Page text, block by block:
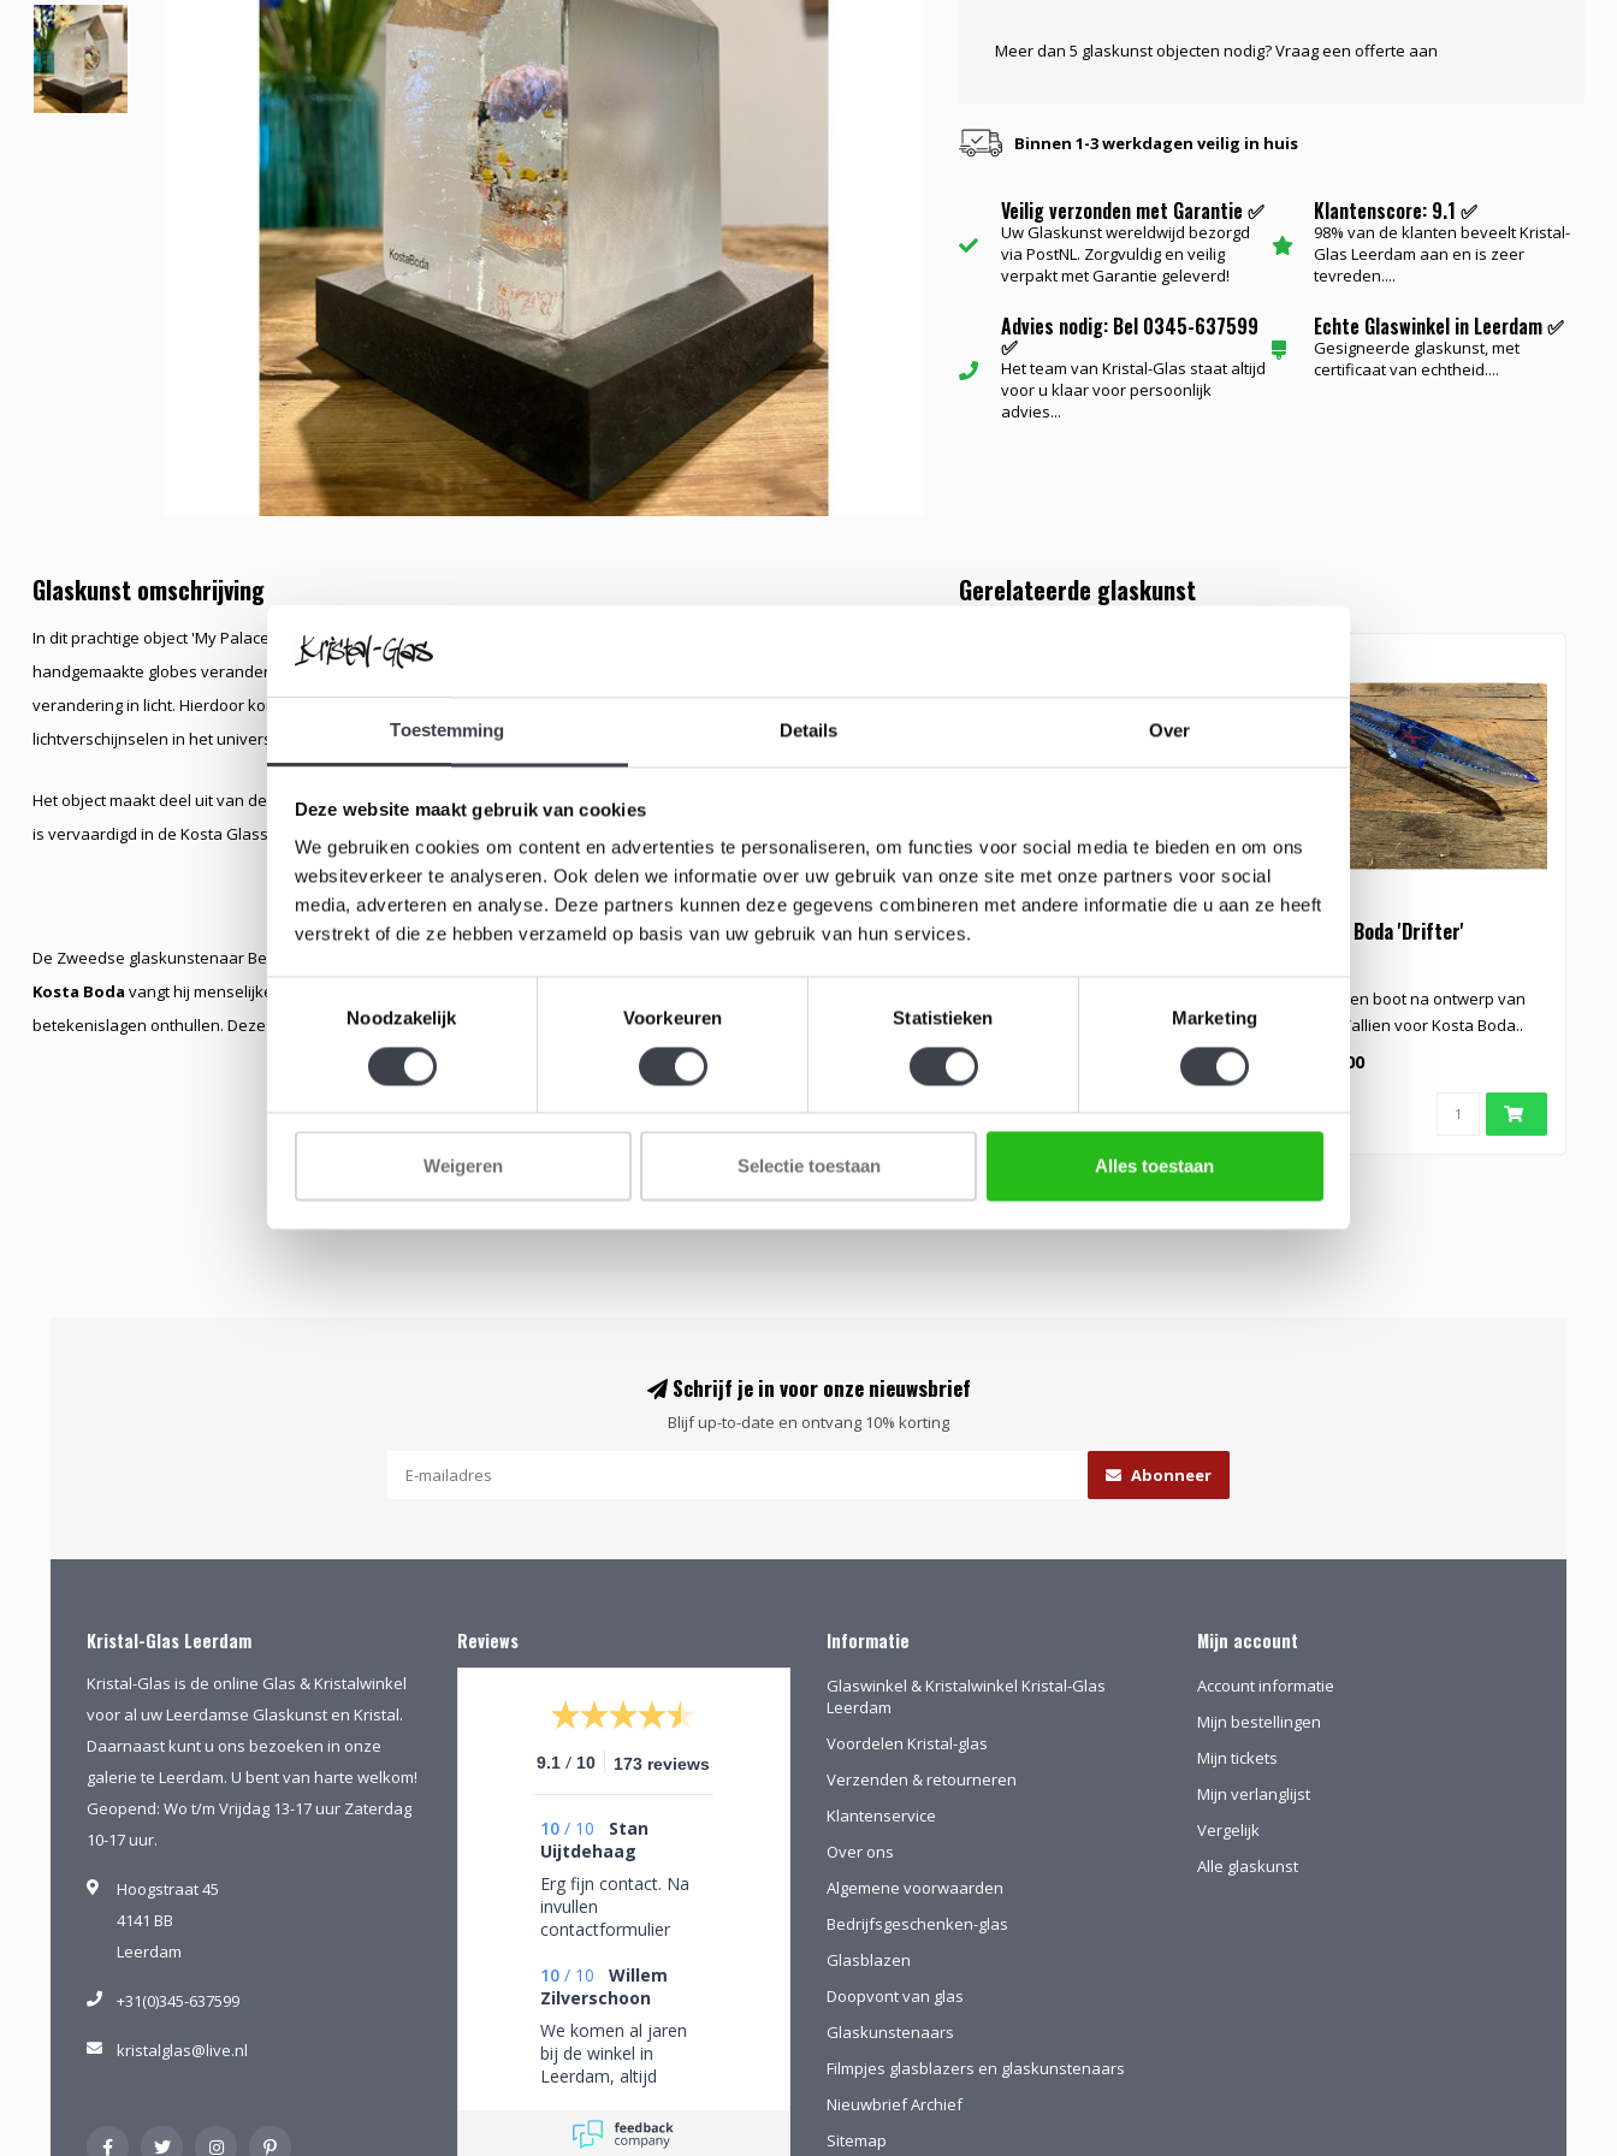
Toestemming Details Over
Deze website maakt gebruik van cookies
We gebruiken cookies om content en advertenties te personaliseren, om functies voor social media te bieden en om ons
websiteverkeer te analyseren. Ook delen we informatie over uw gebruik van onze site met onze partners voor social
media, adverteren en analyse. Deze partners kunnen deze gegevens combineren met andere informatie die u aan ze heeft
verstrekt of die ze hebben verzameld op basis van uw gebruik van hun services.
Toestemmingsselectie
Noodzakelijk
Voorkeuren Statistieken Marketing
Weigeren Selectie toestaan Alles toestaan
Meer dan 5 glaskunst objecten nodig? Vraag een offerte aan
Binnen 1-3 werkdagen veilig in huis
Veilig verzonden met Garantie ✅
Uw Glaskunst wereldwijd bezorgd
via PostNL. Zorgvuldig en veilig
verpakt met Garantie geleverd!
Klantenscore: 9.1 ✅
98% van de klanten beveelt Kristal-
Glas Leerdam aan en is zeer
tevreden....
Advies nodig: Bel 0345-637599
✅
Het team van Kristal-Glas staat altijd
voor u klaar voor persoonlijk
advies...
Echte Glaswinkel in Leerdam ✅
Gesigneerde glaskunst, met
certificaat van echtheid....
Glaskunst omschrijving
In dit prachtige object 'My Palace' is een Globe zichtbaar welke omsloten is door een transparant huis. Deze
handgemaakte globes veranderen van kleur en stijl, vergelijkbaar met de oceaan die wordt blootgesteld aan een
verandering in licht. Hierdoor komt deze kristallen sculptuur tot leven, die doet denken aan andere spectaculaire
lichtverschijnselen in het universum.
Het object maakt deel uit van de jubileumcollectie van Bertil Vallien, "Bertil Vallien: 60 jaar met Kosta Boda" (1963–2023), en
is vervaardigd in de Kosta Glassworks in Zweden.
De Zweedse glaskunstenaar Bertil Vallien is wereldwijd geroemd om zijn diep symbolische sculpturen. In zijn werk voor
Kosta Boda vangt hij menselijke emotie en innerlijke rust in massief kristal, waarbij licht en vorm steeds nieuwe
betekenislagen onthullen. Deze sculpturen worden internationaal beschouwd als iconen van moderne glaskunst.
Gerelateerde glaskunst
Kosta Boda 'Drifter'
Kristallen boot na ontwerp van
Bertil Vallien voor Kosta Boda..
€295,00
Schrijf je in voor onze nieuwsbrief
Blijf up-to-date en ontvang 10% korting
Abonneer
Kristal-Glas Leerdam
Kristal-Glas is de online Glas & Kristalwinkel
voor al uw Leerdamse Glaskunst en Kristal.
Daarnaast kunt u ons bezoeken in onze
galerie te Leerdam. U bent van harte welkom!
Geopend: Wo t/m Vrijdag 13-17 uur Zaterdag
10-17 uur.
Hoogstraat 45
4141 BB
Leerdam
+31(0)345-637599
kristalglas@live.nl
Reviews
9.1 / 10 173 reviews
10 / 10
Stan
Uijtdehaag
Erg fijn contact. Na
invullen
contactformulier
persoonlijke wensen
besproken. Afspraak
gemaakt om in de
winkel de objecten te
bekijken en de
mogelijkheden
vorm te geven.
10 / 10
Willem
Zilverschoon
We komen al jaren
bij de winkel in
Leerdam, altijd
waar we een aantal
van gekocht hebben.
Informatie
Glaswinkel & Kristalwinkel Kristal-Glas
Leerdam
Voordelen Kristal-glas
Verzenden & retourneren
Klantenservice
Over ons
Algemene voorwaarden
Bedrijfsgeschenken-glas
Glasblazen
Doopvont van glas
Glaskunstenaars
Filmpjes glasblazers en glaskunstenaars
Nieuwbrief Archief
Sitemap
Mijn account
Account informatie
Mijn bestellingen
Mijn tickets
Mijn verlanglijst
Vergelijk
Alle glaskunst